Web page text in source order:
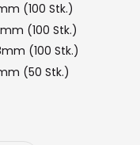
(100 Stk.)
(100 Stk.)
(100 Stk.)
(50 Stk.)